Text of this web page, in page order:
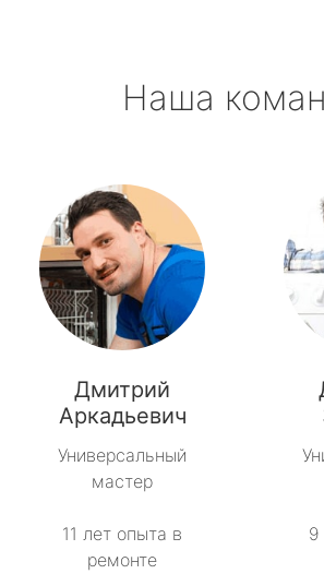
Наша
Дмитрий
Аркадьевич
Универсальный
мастер
11 лет опыта в
ремонте
9